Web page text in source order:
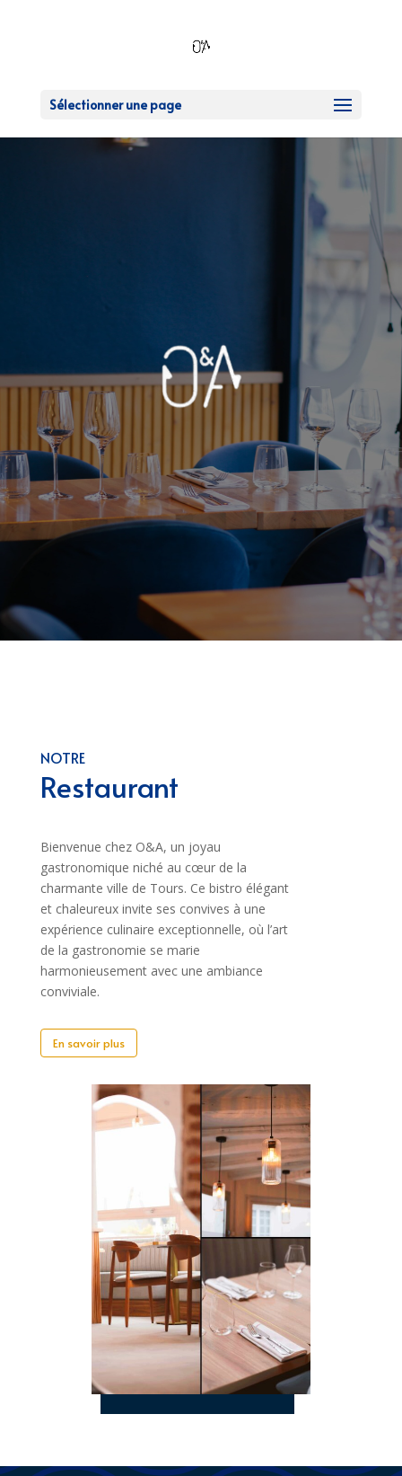
Sélectionner une page
NOTRE
Restaurant
Bienvenue chez O&A, un joyau
gastronomique niché au cœur de la
charmante ville de Tours. Ce bistro élégant
et chaleureux invite ses convives à une
expérience culinaire exceptionnelle, où l’art
de la gastronomie se marie
harmonieusement avec une ambiance
conviviale.
En savoir plus